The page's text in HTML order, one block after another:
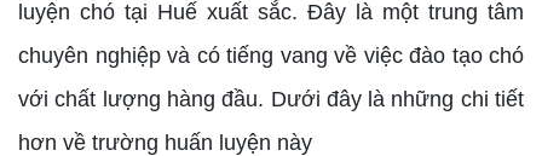
luyện chó tại Huế xuất sắc. Đây là một trung tâm
chuyên nghiệp và có tiếng vang về việc đào tạo chó
với chất lượng hàng đầu. Dưới đây là những chi tiết
hơn về trường huấn luyện này